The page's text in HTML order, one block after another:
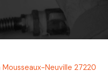
Neuville 27220